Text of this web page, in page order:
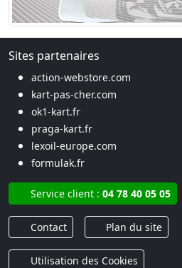
Sites partenaires
action-webstore.com
kart-pas-cher.com
ok1-kart.fr
praga-kart.fr
lexoil-europe.com
formulak.fr
Service client : 04 78 40 05 05
Contact Plan du site
Utilisation des Cookies